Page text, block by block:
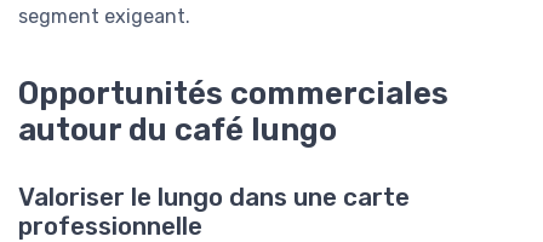
segment exigeant.
Opportunités commerciales
autour du café lungo
Valoriser le lungo dans une carte
professionnelle